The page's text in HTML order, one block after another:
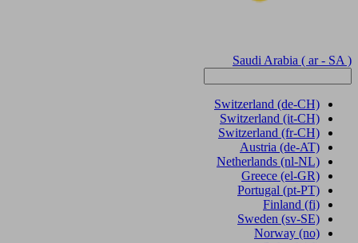
Saudi Arabia ( ar - SA )
Switzerland (de-CH)
Switzerland (it-CH)
Switzerland (fr-CH)
Austria (de-AT)
Netherlands (nl-NL)
Greece (el-GR)
Portugal (pt-PT)
Finland (fi)
Sweden (sv-SE)
Norway (no)